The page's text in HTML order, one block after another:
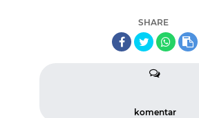
SHARE
komentar